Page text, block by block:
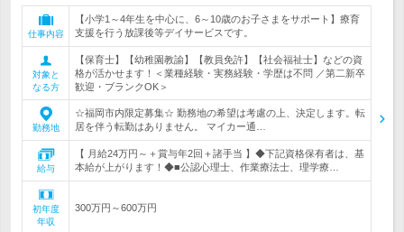
仕事内容
【小学1～4年生を中心に、6～10歳のお子さまをサポート】療育
支援を行う放課後等デイサービスです。
対象と
なる方
【保育士】【幼稚園教諭】【教員免許】【社会福祉士】などの資
格が活かせます！＜業種経験・実務経験・学歴は不問 ／第二新卒
歓迎・ブランクOK＞
勤務地
☆福岡市内限定募集☆ 勤務地の希望は考慮の上、決定します。転
居を伴う転勤はありません。 マイカー通…
給与
【 月給24万円～＋賞与年2回＋諸手当 】◆下記資格保有者は、基
本給が上がります！◆■公認心理士、作業療法士、理学療…
初年度
年収
300万円～600万円